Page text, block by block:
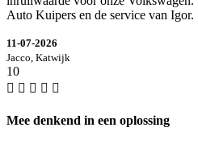
Auto Kuipers en de service van Igor.
11-07-2026
Jacco, Katwijk
10
Mee denkend in een oplossing